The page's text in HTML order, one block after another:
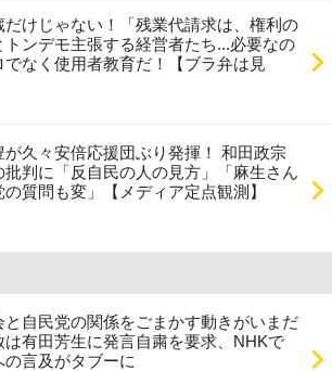
だけじゃない！「残業代請求は、権利の
トンデモ主張する経営者たち...必要なの
でなく使用者教育だ！【ブラ弁は見
が久々安倍応援団ぶり発揮！ 和田政宗
批判に「反自民の人の見方」「麻生さん
質問も変」【メディア定点観測】
と自民党の関係をごまかす動きがいまだ
有田芳生に発言自粛を要求、NHKで
の言及がタブーに